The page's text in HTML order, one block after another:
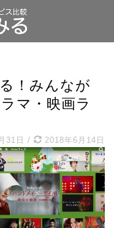
！みんなが
マ・映画ラ
31日 / 2018年6月14日